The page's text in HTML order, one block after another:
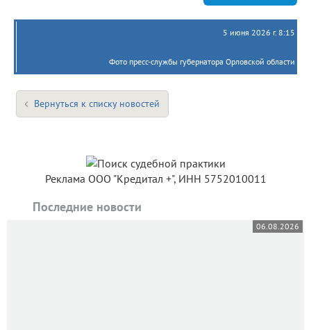
5 июня 2026 г. 8:15
Фото пресс-службы губернатора Орловской области
Вернуться к списку новостей
Реклама ООО "Кредитал +", ИНН 5752010011
Последние новости
06.08.2026